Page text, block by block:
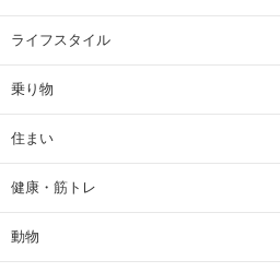
ライフスタイル
乗り物
住まい
健康・筋トレ
動物